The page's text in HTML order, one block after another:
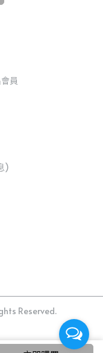
加入購物車
員
)
Reserved.